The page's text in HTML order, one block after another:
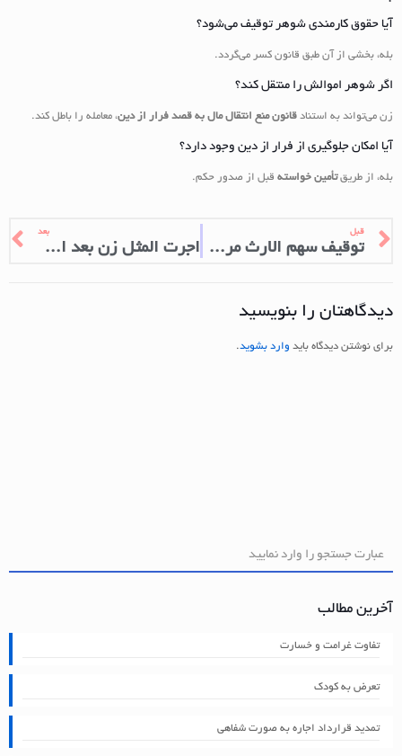
آیا حقوق کارمندی شوهر توقیف می‌شود؟
بله، بخشی از آن طبق قانون کسر می‌گردد.
اگر شوهر اموالش را منتقل کند؟
زن می‌تواند به استناد قانون منع انتقال مال به قصد فرار از دین، معامله را باطل کند.
آیا امکان جلوگیری از فرار از دین وجود دارد؟
بله، از طریقتأمین خواسته قبل از صدور حکم.
قبل
توقیف سهم الارث مرد برای مهریه
بعد
اجرت المثل زن بعد از فوت شوهر
دیدگاهتان را بنویسید
برای نوشتن دیدگاه باید وارد بشوید.
آخرین مطالب
تفاوت غرامت و خسارت
تعرض به کودک
تمدید قرارداد اجاره به صورت شفاهی